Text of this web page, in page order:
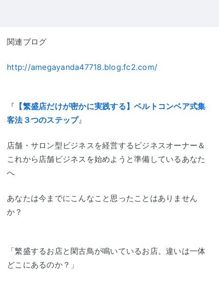
関連ブログ
http://amegayanda47718.blog.fc2.com/
『 【繁盛店だけが密かに実践する】ベルトコンベア式集
客法３つのステップ』
店舗・サロン型ビジネスを経営するビジネスオーナー＆
これから店舗ビジネスを始めようと準備しているあなた
へ
あなたは今までにこんなこと思ったことはありません
か？
「繁盛するお店と閑古鳥が鳴いているお店。違いは一体
どこにあるのか？」